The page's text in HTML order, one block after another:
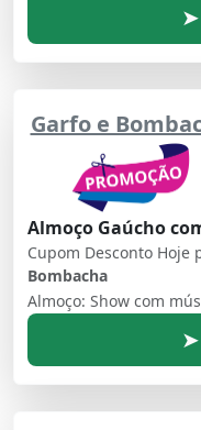
Garfo e
Almoço Gaúcho
Cupom Desconto Hoje
Bombacha
Almoço: Show com